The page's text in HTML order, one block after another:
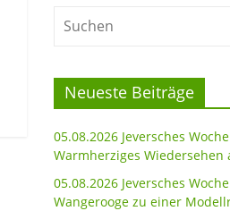
Neueste Beiträge
05.08.2026 Jeversches
Warmherziges Wiedersehen
05.08.2026 Jeversches
Wangerooge zu einer